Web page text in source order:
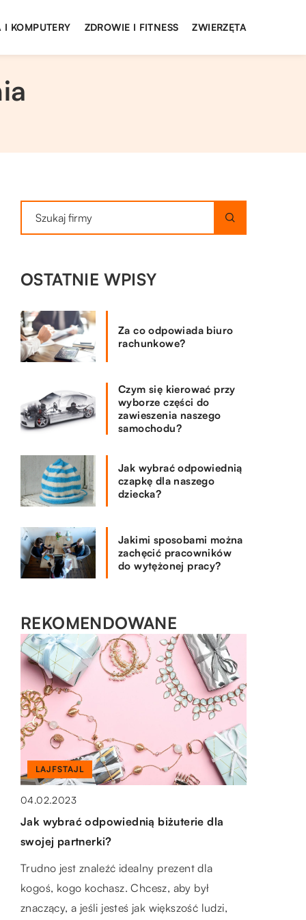
KOMPUTERY ZDROWIE I FITNESS ZWIERZĘTA
OSTATNIE WPISY
Za co odpowiada biuro
rachunkowe?
Czym się kierować przy
wyborze części do
zawieszenia naszego
samochodu?
Jak wybrać odpowiednią
czapkę dla naszego
dziecka?
Jakimi sposobami można
zachęcić pracowników
do wytężonej pracy?
REKOMENDOWANE
PIENIĄDZE I BIZNES
11.04.2021
Chatboty – zalety korzystania z nich
Chatbot zwany także wirtualnym doradcą,
inteligentnym asystentem czy
automatycznym sprzedawcą to
oprogramowanie, które służy do symulacji
LAJFSTAJL
04.02.2023
Jak wybrać odpowiednią biżuterie dla
swojej partnerki?
Trudno jest znaleźć idealny prezent dla
kogoś, kogo kochasz. Chcesz, aby był
znaczący, a jeśli jesteś jak większość ludzi,
MOTO & TECH
12.02.2021
W jaki sposób powinny być czyszczone
urządzenia wentylacyjne?
Wentylacja pełni w budynkach bardzo ważną
rolę, ponieważ odprowadza ona powietrze z
wnętrza, a jednocześnie dostarcza tego
świeżego z zewnątrz. […]